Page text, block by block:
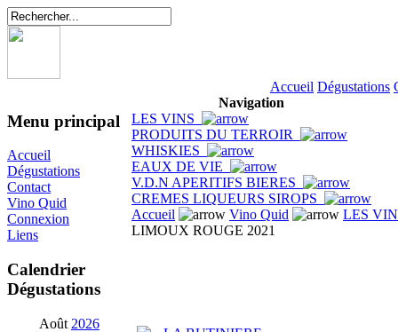
Accueil Dégustations
Menu principal
Accueil
Dégustations
Contact
Vino Quid
Connexion
Liens
Calendrier
Dégustations
Août 2026
Navigation
LES VINS
PRODUITS DU TERROIR
WHISKIES
EAUX DE VIE
V.D.N APERITIFS BIERES
CREMES LIQUEURS SIROPS
Accueil
Vino Quid
LES
LIMOUX ROUGE 2021